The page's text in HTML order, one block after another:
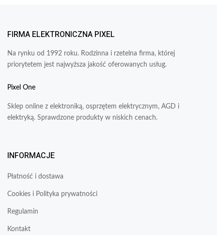
FIRMA ELEKTRONICZNA PIXEL
Na rynku od 1992 roku. Rodzinna i rzetelna firma, której
priorytetem jest najwyższa jakość oferowanych usług.
Pixel One
Sklep online z elektroniką, osprzętem elektrycznym, AGD i
elektryką. Sprawdzone produkty w niskich cenach.
INFORMACJE
Płatność i dostawa
Cookies i Polityka prywatności
Regulamin
Kontakt